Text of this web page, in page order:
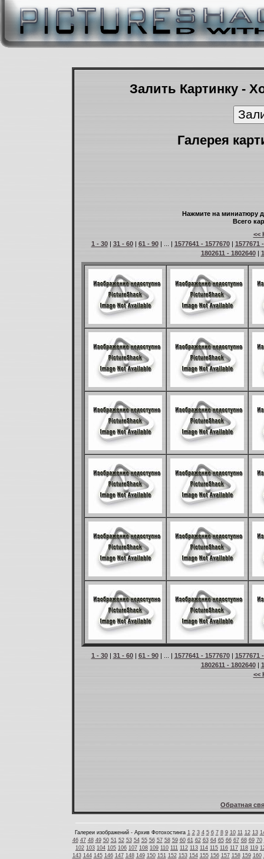
Залить Картинку -
Галерея
Нажмите на миниатюру
Всего
<<
1 - 30| 31 - 60| 61 - 90| ... | 1577641 - 1577670| 1577671
1802611 - 1802640|
1 - 30| 31 - 60| 61 - 90| ... | 1577641 - 1577670| 1577671
1802611 - 1802640|
<<
Обратная
Галереи изображений - Архив Фотохостинга 1 2 3 4 5 6 7 8 9 10 11 12 13
46 47 48 49 50 51 52 53 54 55 56 57 58 59 60 61 62 63 64 65 66 67 68 69 70
102 103 104 105 106 107 108 109 110 111 112 113 114 115 116 117 118 119
143 144 145 146 147 148 149 150 151 152 153 154 155 156 157 158 159 160